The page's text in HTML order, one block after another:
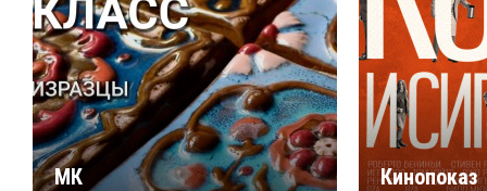
МК Кинопоказ